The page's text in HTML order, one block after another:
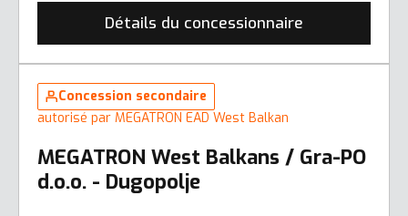
Détails du concessionnaire
Concession secondaire
autorisé par MEGATRON EAD West Balkan
MEGATRON West Balkans / Gra-PO
d.o.o. - Dugopolje